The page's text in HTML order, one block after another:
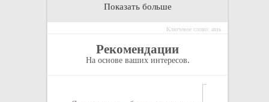
Показать больше
Ключевое слово: ашь
Рекомендации
На основе ваших интересов.